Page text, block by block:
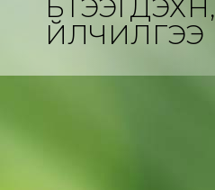
БҮТЭЭГДЭХҮҮН,
ҮЙЛЧИЛГЭЭ